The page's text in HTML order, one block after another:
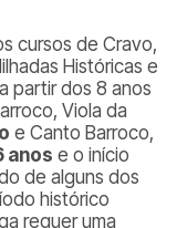
cursos de Cravo,
Históricas e
partir dos 8 anos
Viola da
e Canto Barroco,
anos e o início
de alguns dos
histórico
requer uma